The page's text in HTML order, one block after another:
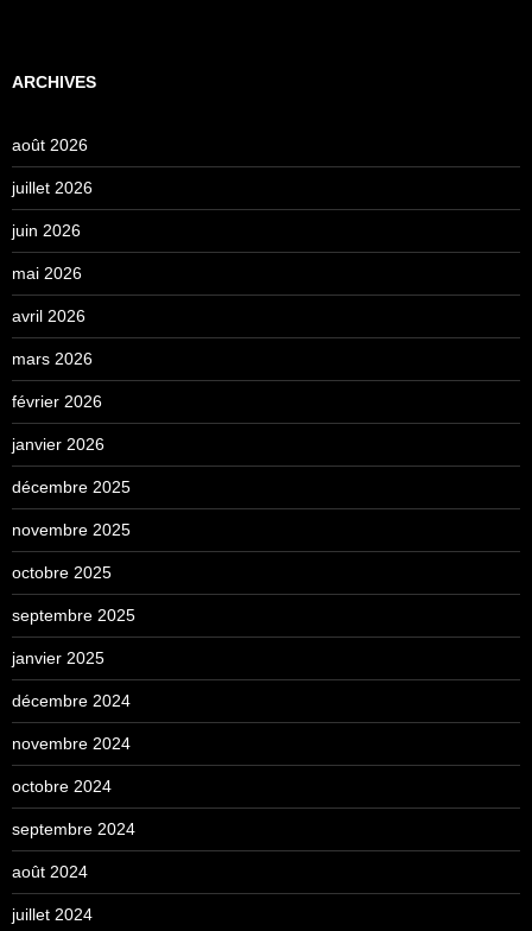
ARCHIVES
août 2026
juillet 2026
juin 2026
mai 2026
avril 2026
mars 2026
février 2026
janvier 2026
décembre 2025
novembre 2025
octobre 2025
septembre 2025
janvier 2025
décembre 2024
novembre 2024
octobre 2024
septembre 2024
août 2024
juillet 2024